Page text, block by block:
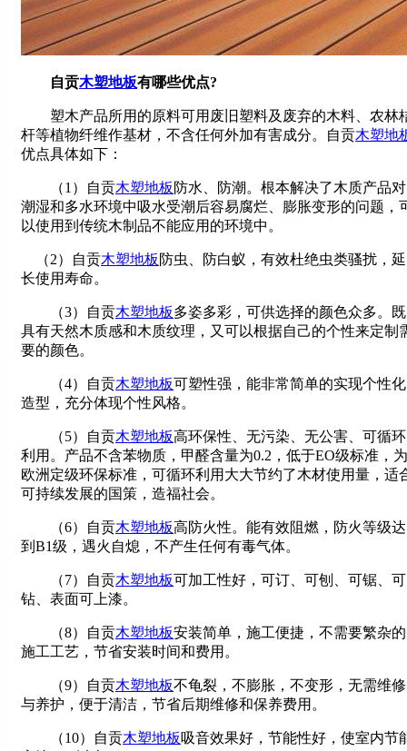
自贡木塑地板有哪些优点?
塑木产品所用的原料可用废旧塑料及废弃的木料、农林
杆等植物纤维作基材，不含任何外加有害成分。自贡木塑地
优点具体如下：
（1）自贡木塑地板 防水、防潮。根本解决了木质产品对
潮湿和多水环境中吸水受潮后容易腐烂、膨胀变形的问题，
以使用到传统木制品不能应用的环境中。
（2）自贡木塑地板 防虫、防白蚁，有效杜绝虫类骚扰，延
长使用寿命。
（3）自贡木塑地板多姿多彩，可供选择的颜色众多。既
具有天然木质感和木质纹理，又可以根据自己的个性来定制
要的颜色。
（4）自贡木塑地板可塑性强，能非常简单的实现个性化
造型，充分体现个性风格。
（5）自贡木塑地板高环保性、无污染、无公害、可循环
利用。产品不含苯物质，甲醛含量为0.2，低于EO级标准，为
欧洲定级环保标准，可循环利用大大节约了木材使用量，适
可持续发展的国策，造福社会。
（6）自贡木塑地板高防火性。能有效阻燃，防火等级达
到B1级，遇火自熄，不产生任何有毒气体。
（7）自贡木塑地板可加工性好，可订、可刨、可锯、可
钻、表面可上漆。
（8）自贡木塑地板安装简单，施工便捷，不需要繁杂的
施工工艺，节省安装时间和费用。
（9）自贡木塑地板不龟裂，不膨胀，不变形，无需维修
与养护，便于清洁，节省后期维修和保养费用。
（10）自贡木塑地板吸音效果好，节能性好，使室内节